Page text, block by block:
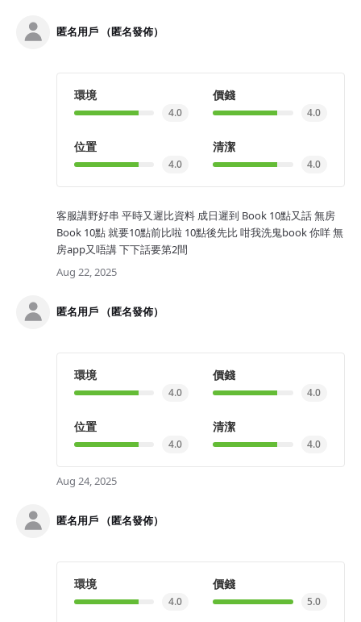
匿名用戶 （匿名發佈）
環境
4.0
價錢
4.0
位置
4.0
清潔
4.0
客服講野好串 平時又遲比資料 成日遲到 Book 10點又話 無房
Book 10點 就要10點前比啦 10點後先比 咁我洗鬼book 你咩 無
房app又唔講 下下話要第2間
Aug 22, 2025
匿名用戶 （匿名發佈）
環境
4.0
價錢
4.0
位置
4.0
清潔
4.0
Aug 24, 2025
匿名用戶 （匿名發佈）
環境
4.0
價錢
5.0